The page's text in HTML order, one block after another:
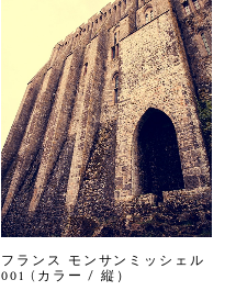
フランス モンサンミッシェル
001 (カラー / 縦）